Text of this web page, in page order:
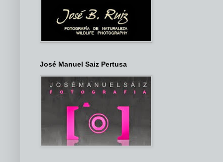
José Manuel Saiz Pertusa